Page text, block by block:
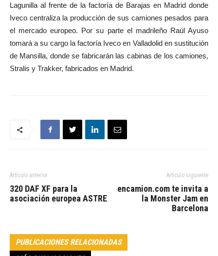
Lagunilla al frente de la factoría de Barajas en Madrid donde
Iveco centraliza la producción de sus camiones pesados para
el mercado europeo. Por su parte el madrileño Raúl Ayuso
tomará a su cargo la factoría Iveco en Valladolid en sustitución
de Mansilla, donde se fabricarán las cabinas de los camiones,
Stralis y Trakker, fabricados en Madrid.
Artículo anterior
320 DAF XF para la
asociación europea ASTRE
Artículo siguiente
encamion.com te invita a
la Monster Jam en
Barcelona
PUBLICACIONES RELACIONADAS